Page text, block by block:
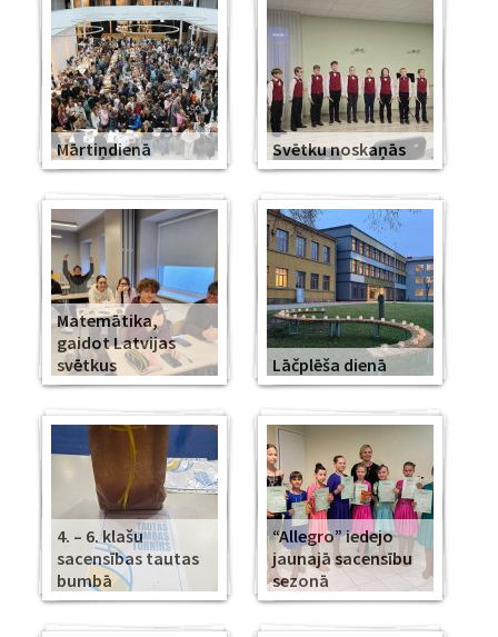
Mārtiņdienā Svētku noskaņās
Matemātika,
gaidot Latvijas
svētkus
Lāčplēša dienā
4. – 6. klašu
sacensības tautas
bumbā
“Allegro” iedejo
jaunajā sacensību
sezonā